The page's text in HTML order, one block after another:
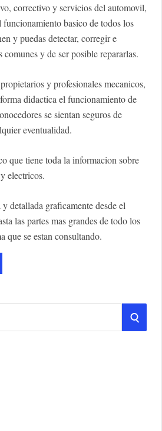
correctivo y servicios del automovil,
funcionamiento basico de todos los
y puedas detectar, corregir e
comunes y de ser posible repararlas.
y profesionales mecanicos,
didactica el funcionamiento de
se sientan seguros de
eventualidad.
que tiene toda la informacion sobre
electricos.
detallada graficamente desde el
las partes mas grandes de todo los
que se estan consultando.
S